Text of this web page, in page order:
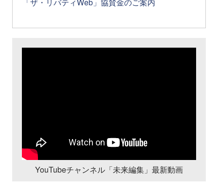
YouTubeチャンネル「未来編集」最新動画